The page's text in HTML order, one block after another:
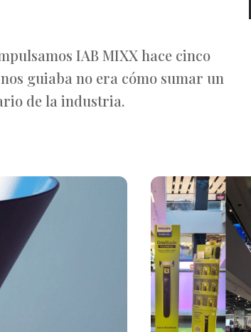
IAB MIXX hace cinco
guiaba no era cómo sumar un
de la industria.